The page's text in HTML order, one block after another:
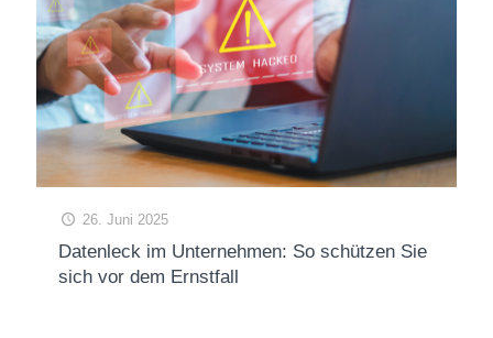
26. Juni 2025
Datenleck im Unternehmen: So schützen Sie
sich vor dem Ernstfall